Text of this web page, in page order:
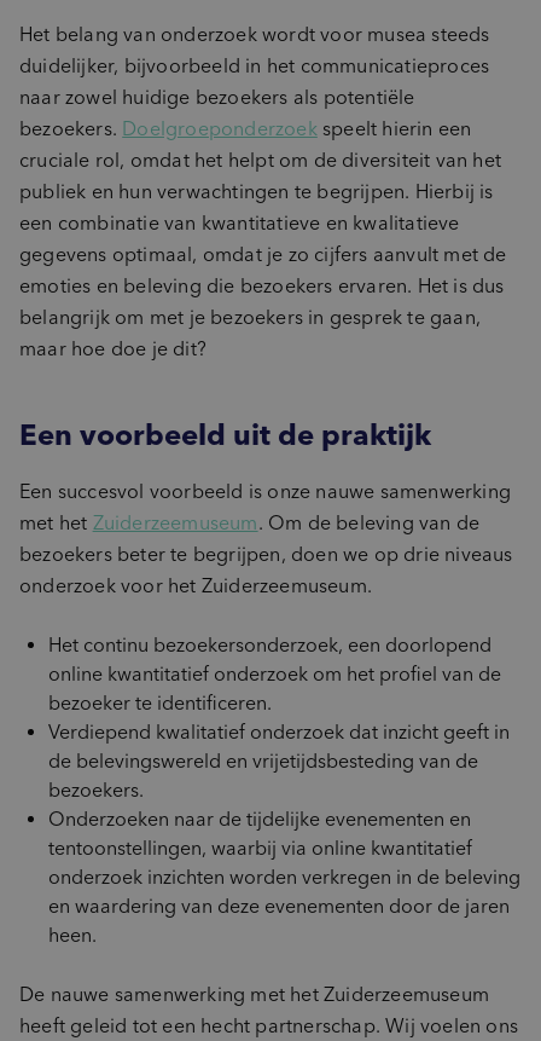
Het belang van onderzoek wordt voor musea steeds
duidelijker, bijvoorbeeld in het communicatieproces
naar zowel huidige bezoekers als potentiële
bezoekers. Doelgroeponderzoekspeelt hierin een
cruciale rol, omdat het helpt om de diversiteit van het
publiek en hun verwachtingen te begrijpen. Hierbij is
een combinatie van kwantitatieve en kwalitatieve
gegevens optimaal, omdat je zo cijfers aanvult met de
emoties en beleving die bezoekers ervaren. Het is dus
belangrijk om met je bezoekers in gesprek te gaan,
maar hoe doe je dit?
Een voorbeeld uit de praktijk
Een succesvol voorbeeld is onze nauwe samenwerking
met het Zuiderzeemuseum. Om de beleving van de
bezoekers beter te begrijpen, doen we op drie niveaus
onderzoek voor het Zuiderzeemuseum.
Het continu bezoekersonderzoek, een doorlopend
online kwantitatief onderzoek om het profiel van de
bezoeker te identificeren.
Verdiepend kwalitatief onderzoek dat inzicht geeft in
de belevingswereld en vrijetijdsbesteding van de
bezoekers.
Onderzoeken naar de tijdelijke evenementen en
tentoonstellingen, waarbij via online kwantitatief
onderzoek inzichten worden verkregen in de beleving
en waardering van deze evenementen door de jaren
heen.
De nauwe samenwerking met het Zuiderzeemuseum
heeft geleid tot een hecht partnerschap. Wij voelen ons